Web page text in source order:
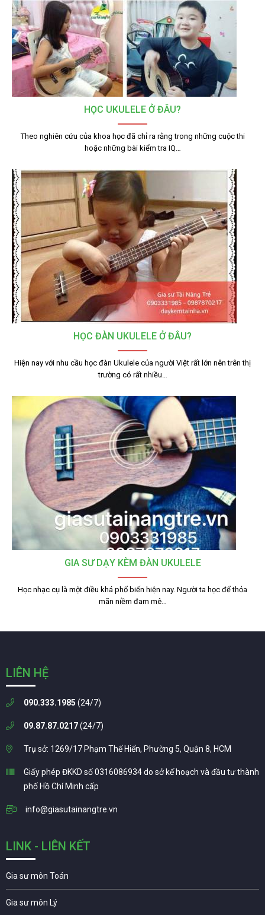
HỌC UKULELE Ở ĐÂU?
Theo nghiên cứu của khoa học đã chỉ ra rằng trong những cuộc thi
hoặc những bài kiểm tra IQ…
HỌC ĐÀN UKULELE Ở ĐÂU?
Hiện nay với nhu cầu học đàn Ukulele của người Việt rất lớn nên trên thị
trường có rất nhiều…
GIA SƯ DẠY KÈM ĐÀN UKULELE
Học nhạc cụ là một điều khá phổ biến hiện nay. Người ta học để thỏa
mãn niềm đam mê…
LIÊN HỆ
090.333.1985 (24/7)
09.87.87.0217(24/7)
Trụ sở: 1269/17 Phạm Thế Hiển, Phường 5, Quận 8, HCM
Giấy phép ĐKKD số 0316086934 do sở kế hoạch và đầu tư thành
phố Hồ Chí Minh cấp
info@giasutainangtre.vn
LINK - LIÊN KẾT
Gia sư môn Toán
Gia sư môn Lý